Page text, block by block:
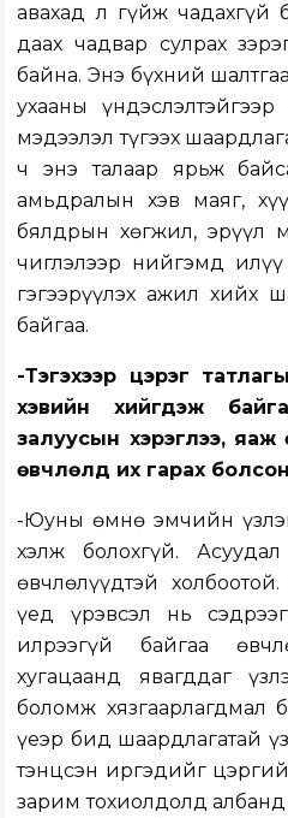
авахад л гүйж чадахгүй
даах чадвар сулрах
байна. Энэ бүхний
ухааны
мэдээлэл түгээх
ч энэ талаар ярьж
амьдралын хэв маяг,
бялдрын хөгжил, эрүүл
чиглэлээр нийгэмд
гэгээрүүлэх ажил хийх
байгаа.
-Тэгэхээр цэрэг
хэвийн хийгдэж
залуусын хэрэглээ, яаж
өвчлөлүүд их гарах болсон
-Юуны өмнө эмчийн
хэлж болохгүй.
өвчлөлүүдтэй
үед үрэвсэл нь
илрээгүй байгаа
хугацаанд явагддаг
боломж хязгаарлагдмал
үеэр бид шаардлагатай
тэнцсэн иргэдийг
зарим тохиолдолд